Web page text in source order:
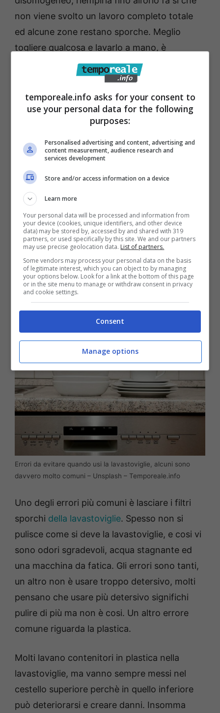
non viene svolto un lavoro completo totale
ed alcune zone restano sporche. Meglio
togliere qualcosa e lavarlo a mano, è
consigliabile ciò.
Errori da evitare quando
usi la lavastoviglie, alcuni
comuni
Per alcuni non è niente di particolare, ma in
realtà sono errori che possono danneggiare
l’utilità e la macchina nello specifico.E’
importante non avere una cattiva
distribuzione della lavastoviglie,ogni
elemento deve andare dal cassetto giusto, i
piatti nel cestello inferiore, i bicchieri in alto
ed infin le posate con manico verso il basso.
Errori da evitare quando usi la lavastoviglie, alcuni sono
davvero molto comuni – Unsplash – Temporeale.info
Uno degli errori più comuni è lasciare i filtri
sporchi della lavastoviglie. Spesso non si
pulisce come si deve la lavastoviglie, e cosi vi
sono odori sgradevoli, acqua stagnante ed
una macchina da fatica. Gli errori sono tanti,
un altro non è usare troppo detersivo, molti
pensano che usare più detersivo significhi
pulire di più ma non è cosi. Un altro errore
comune riguarda la plastica.
Molti lavano contenitori in plastica nella
lavastoviglie, ma vanno sempre messi nel
cestello superiore perchè in quello inferiore
può deteriorarsi e creare danni. Insomma
temporeale.info asks for your consent to
use your personal data for the following
purposes:
Personalised advertising and content, advertising and
content measurement, audience research and
services development
Store and/or access information on a device
Learn more
Your personal data will be processed and information from
your device (cookies, unique identifiers, and other device
data) may be stored by, accessed by and shared with 319
partners, or used specifically by this site. We and our partners
may use precise geolocation data. List of partners.
Some vendors may process your personal data on the basis
of legitimate interest, which you can object to by managing
your options below. Look for a link at the bottom of this page
or in the site menu to manage or withdraw consent in privacy
and cookie settings.
Consent
Manage options